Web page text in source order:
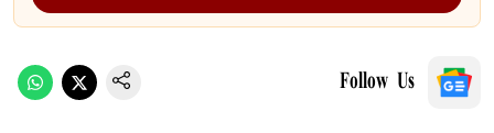
Follow Us